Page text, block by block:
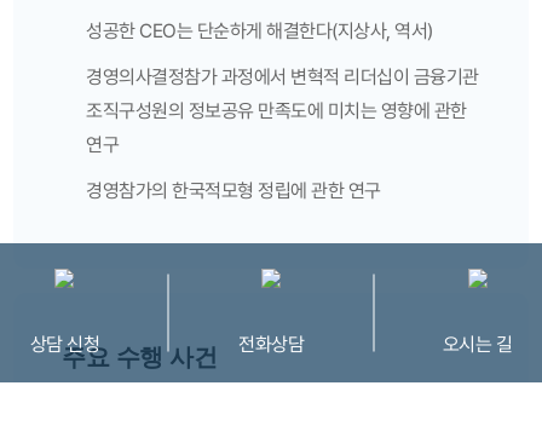
성공한 CEO는 단순하게 해결한다(지상사, 역서)
경영의사결정참가 과정에서 변혁적 리더십이 금융기관
조직구성원의 정보공유 만족도에 미치는 영향에 관한
연구
경영참가의 한국적모형 정립에 관한 연구
주요 수행 사건
상담 신청 전화상담 오시는 길